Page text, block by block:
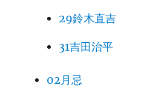
29鈴木直吉
31吉田治平
02月忌